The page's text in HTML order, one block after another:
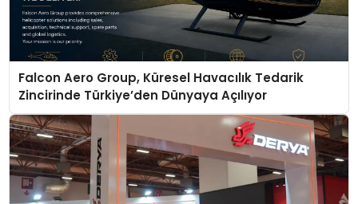
Falcon Aero Group, Küresel Havacılık Tedarik
Zincirinde Türkiye’den Dünyaya Açılıyor